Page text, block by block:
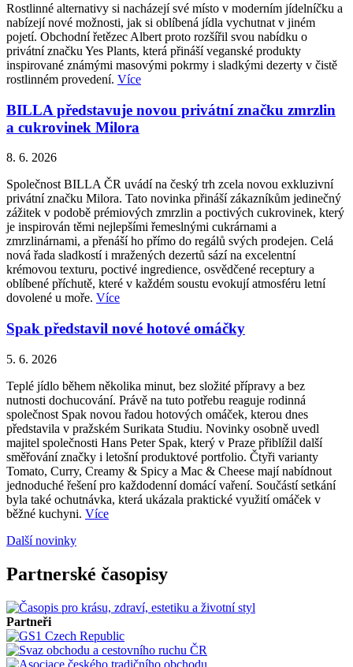
Rostlinné alternativy si nacházejí své místo v moderním jídelníčku a
nabízejí nové možnosti, jak si oblíbená jídla vychutnat v jiném
pojetí. Obchodní řetězec Albert proto rozšířil svou nabídku o
privátní značku Yes Plants, která přináší veganské produkty
inspirované známými masovými pokrmy i sladkými dezerty v čistě
rostlinném provedení. Více
BILLA představuje novou privátní značku zmrzlin
a cukrovinek Milora
8. 6. 2026
Společnost BILLA ČR uvádí na český trh zcela novou exkluzivní
privátní značku Milora. Tato novinka přináší zákazníkům jedinečný
zážitek v podobě prémiových zmrzlin a poctivých cukrovinek, který
je inspirován těmi nejlepšími řemeslnými cukrárnami a
zmrzlinárnami, a přenáší ho přímo do regálů svých prodejen. Celá
nová řada sladkostí i mražených dezertů sází na excelentní
krémovou texturu, poctivé ingredience, osvědčené receptury a
oblíbené příchutě, které v každém soustu evokují atmosféru letní
dovolené u moře. Více
Spak představil nové hotové omáčky
5. 6. 2026
Teplé jídlo během několika minut, bez složité přípravy a bez
nutnosti dochucování. Právě na tuto potřebu reaguje rodinná
společnost Spak novou řadou hotových omáček, kterou dnes
představila v pražském Surikata Studiu. Novinky osobně uvedl
majitel společnosti Hans Peter Spak, který v Praze přiblížil další
směřování značky i letošní produktové portfolio. Čtyři varianty
Tomato, Curry, Creamy & Spicy a Mac & Cheese mají nabídnout
jednoduché řešení pro každodenní domácí vaření. Součástí setkání
byla také ochutnávka, která ukázala praktické využití omáček v
běžné kuchyni. Více
Další novinky
Partnerské časopisy
Partneři